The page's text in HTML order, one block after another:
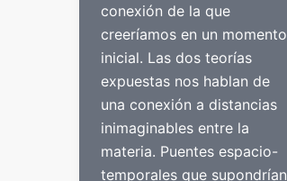
conexión de la que
creeríamos en un momento
inicial. Las dos teorías
expuestas nos hablan de
una conexión a distancias
inimaginables entre la
materia. Puentes espacio-
temporales que supondrían